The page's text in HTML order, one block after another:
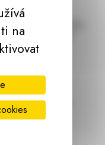
máme skladem
Ihned k odeslání
kontrolou
Vždy bezpečně
zabaleno
na